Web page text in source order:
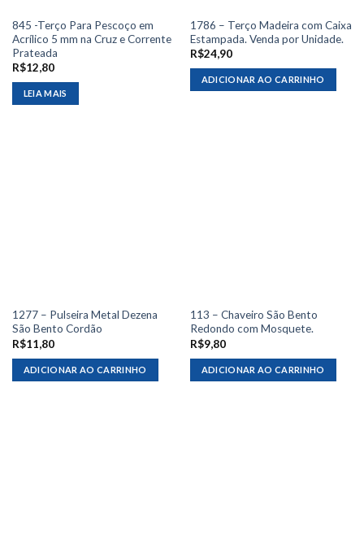
845 -Terço Para Pescoço em
Acrílico 5 mm na Cruz e Corrente
Prateada
R$12,80
LEIA MAIS
1786 – Terço Madeira com Caixa
Estampada. Venda por Unidade.
R$24,90
ADICIONAR AO CARRINHO
1277 – Pulseira Metal Dezena
São Bento Cordão
R$11,80
ADICIONAR AO CARRINHO
113 – Chaveiro São Bento
Redondo com Mosquete.
R$9,80
ADICIONAR AO CARRINHO